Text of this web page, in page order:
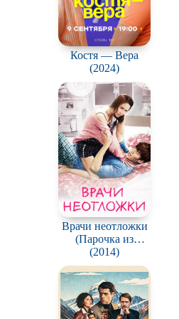
Костя — Вера
(2024)
Врачи неотложки
(Парочка из
неотложки) /
Eunggeubnamnyeo
(Emergency Couple)
(2014)